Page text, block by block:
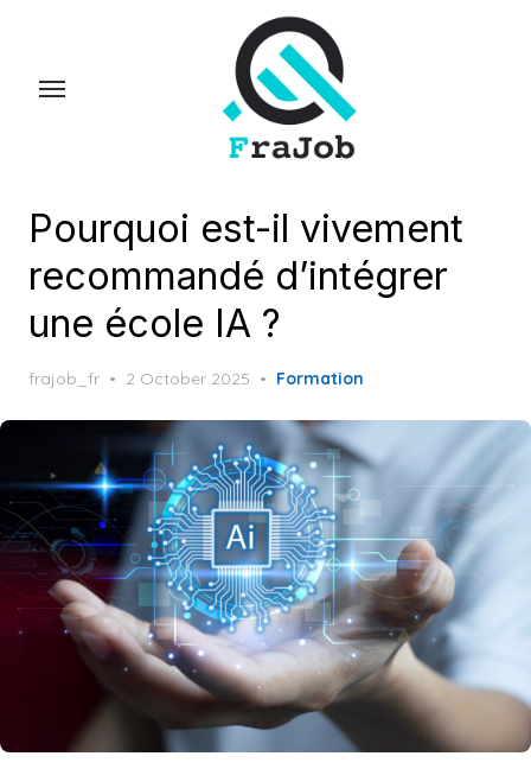
Pourquoi est-il vivement
recommandé d’intégrer
une école IA ?
frajob_fr
Posted
2 October 2025 Formation